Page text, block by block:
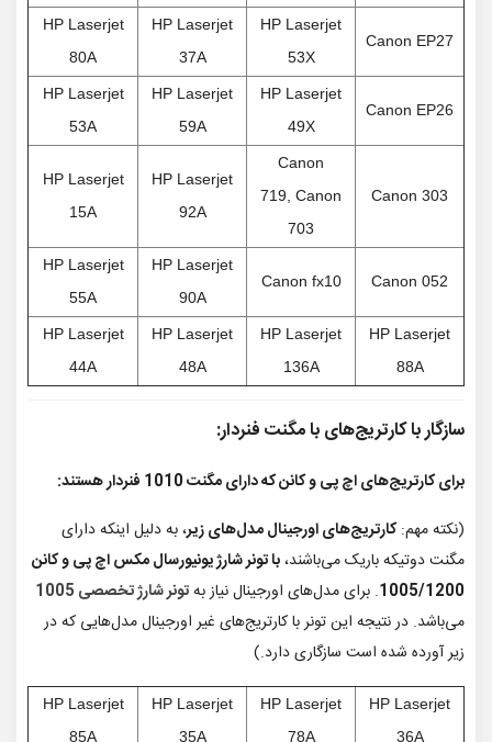
Canon EP27
HP Laserjet
53X
HP Laserjet
37A
HP Laserjet
80A
Canon EP26
HP Laserjet
49X
HP Laserjet
59A
HP Laserjet
53A
Canon 303
Canon
719, Canon
703
HP Laserjet
92A
HP Laserjet
15A
Canon 052
Canon fx10
HP Laserjet
90A
HP Laserjet
55A
HP Laserjet
88A
HP Laserjet
136A
HP Laserjet
48A
HP Laserjet
44A
سازگار با کارتریج‌های با مگنت فنردار:
برای کارتریج‌های اچ پی و کانن که دارای مگنت 1010 فنردار هستند:
(نکته مهم:کارتریج‌های اورجینال مدل‌های زیر، به دلیل اینکه دارای
مگنت دوتیکه باریک می‌باشند،باتونر شارژ یونیورسال مکس اچ پی و کانن
1005/1200. برای مدل‌های اورجینال نیاز بهتونر شارژ تخصصی 1005
می‌باشد. در نتیجه این تونر با کارتریج‌های غیر اورجینال مدل‌هایی که در
زیر آورده شده است سازگاری دارد.)
HP Laserjet
36A
HP Laserjet
78A
HP Laserjet
35A
HP Laserjet
85A